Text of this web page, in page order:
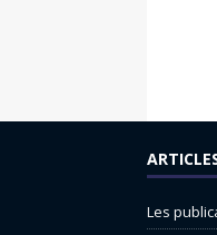
Les